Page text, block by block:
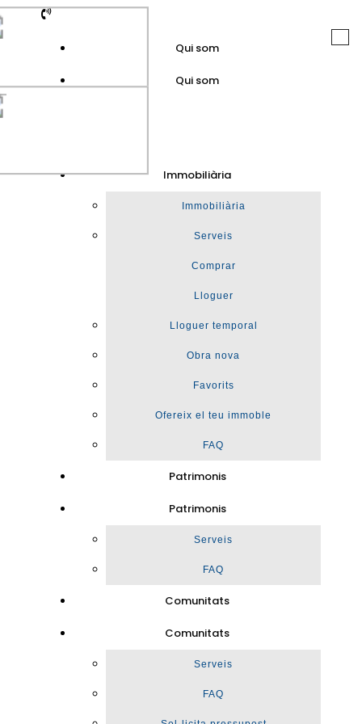
Qui som
Qui som
Immobiliària
Immobiliària
Serveis
Comprar
Lloguer
Lloguer temporal
Obra nova
Favorits
Ofereix el teu immoble
FAQ
Patrimonis
Patrimonis
Serveis
FAQ
Comunitats
Comunitats
Serveis
FAQ